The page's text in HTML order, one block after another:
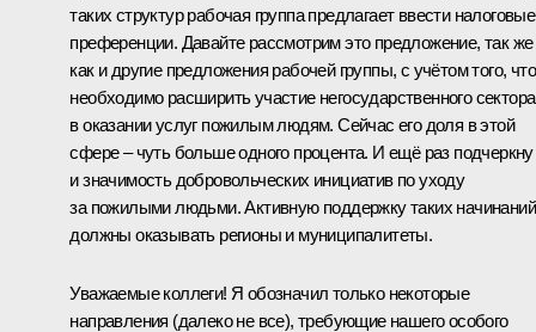
таких структур рабочая группа предлагает ввести налоговые
преференции. Давайте рассмотрим это предложение, так же
как и другие предложения рабочей группы, с учётом того, что
необходимо расширить участие негосударственного сектора
в оказании услуг пожилым людям. Сейчас его доля в этой
сфере – чуть больше одного процента. И ещё раз подчеркну
и значимость добровольческих инициатив по уходу
за пожилыми людьми. Активную поддержку таких начинаний
должны оказывать регионы и муниципалитеты.
Уважаемые коллеги! Я обозначил только некоторые
направления (далеко не все), требующие нашего особого